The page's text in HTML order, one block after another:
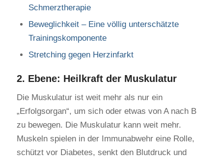
Schmerztherapie
Beweglichkeit – Eine völlig unterschätzte
Trainingskomponente
Stretching gegen Herzinfarkt
2. Ebene: Heilkraft der Muskulatur
Die Muskulatur ist weit mehr als nur ein
„Erfolgsorgan“, um sich oder etwas von A nach B
zu bewegen. Die Muskulatur kann weit mehr.
Muskeln spielen in der Immunabwehr eine Rolle,
schützt vor Diabetes, senkt den Blutdruck und